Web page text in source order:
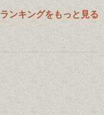
ランキングをもっと見る